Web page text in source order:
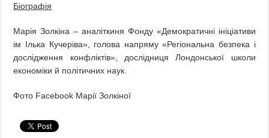
Біографія
Марія Золкіна – аналіткиня Фонду «Демократичні ініціативи
ім Ілька Кучеріва», голова напряму «Регіональна безпека і
дослідження конфліктів», дослідниця Лондонської школи
економіки й політичних наук.
Фото Facebook Марії Золкіної